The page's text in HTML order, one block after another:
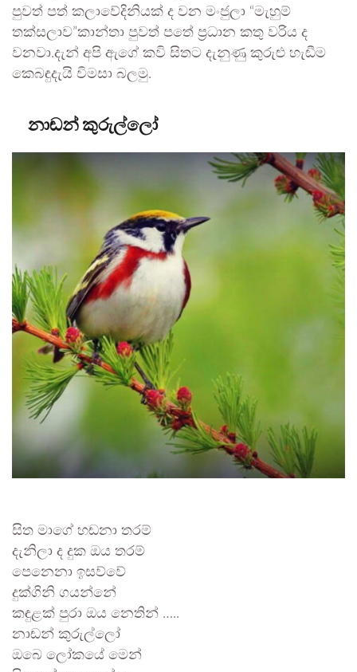
පුවත් පත් කලාවේදිනියක් ද වන මංජුලා “මැහුම්
තක්සලාව”කාන්තා පුවත් පතේ ප්‍රධාන කතු වරිය ද
වනවා.දැන් අපි ඇගේ කවි සිතට දැනුණු කුරුළු හැඬීම
කෙබඳුදැයි විමසා බලමු.
නාඬන් කුරුල්ලෝ
සිත මාගේ හඬනා තරම්
දැනිලා ද දුක ඔය තරම්
පෙනෙනා ඉසව්වේ
දුක්ගිනි ගයන්නේ
කඳුළක් පුරා ඔය නෙතින් …..
නාඬන් කුරුල්ලෝ
ඔබෙ ලෝකයේ මෙන්